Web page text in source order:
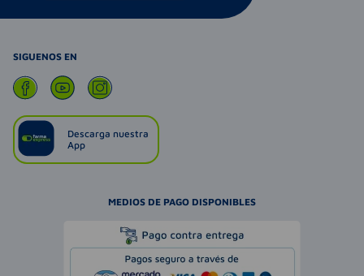
SIGUENOS EN
Descarga nuestra
App
MEDIOS DE PAGO DISPONIBLES